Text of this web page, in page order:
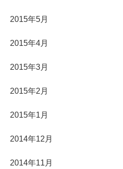
2015年5月
2015年4月
2015年3月
2015年2月
2015年1月
2014年12月
2014年11月